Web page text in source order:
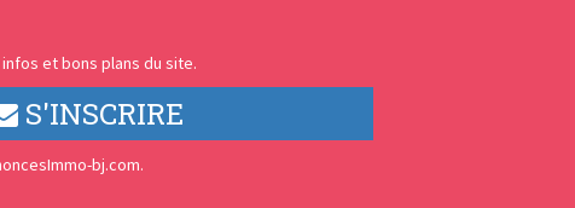
et bons plans du site.
S'INSCRIRE
bj.com.